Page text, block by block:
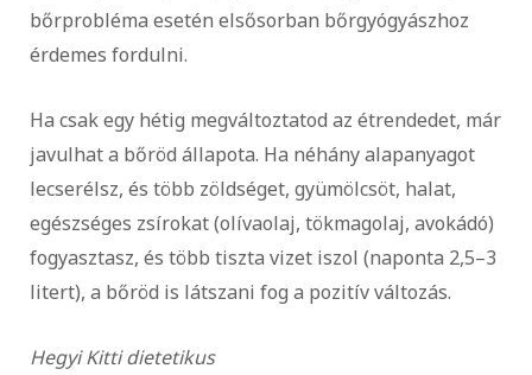
bőrprobléma esetén elsősorban bőrgyógyászhoz
érdemes fordulni.
Ha csak egy hétig megváltoztatod az étrendedet, már
javulhat a bőröd állapota. Ha néhány alapanyagot
lecserélsz, és több zöldséget, gyümölcsöt, halat,
egészséges zsírokat (olívaolaj, tökmagolaj, avokádó)
fogyasztasz, és több tiszta vizet iszol (naponta 2,5–3
litert), a bőröd is látszani fog a pozitív változás.
Hegyi Kitti dietetikus